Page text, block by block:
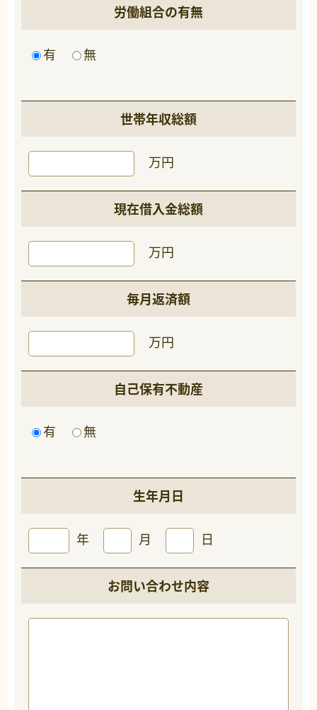
労働組合の有無
有 無
世帯年収総額
万円
現在借入金総額
万円
毎月返済額
万円
自己保有不動産
有 無
生年月日
年 月 日
お問い合わせ内容